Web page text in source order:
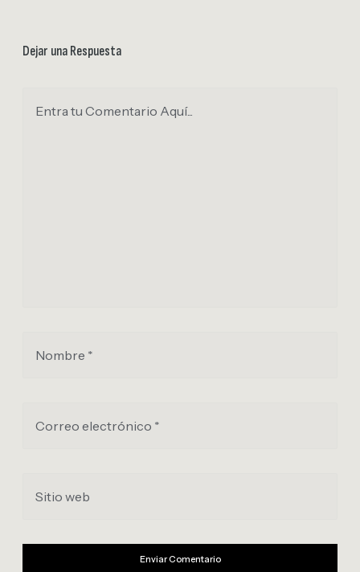
Dejar una Respuesta
Entra tu Comentario Aquí...
Nombre *
Correo electrónico *
Sitio web